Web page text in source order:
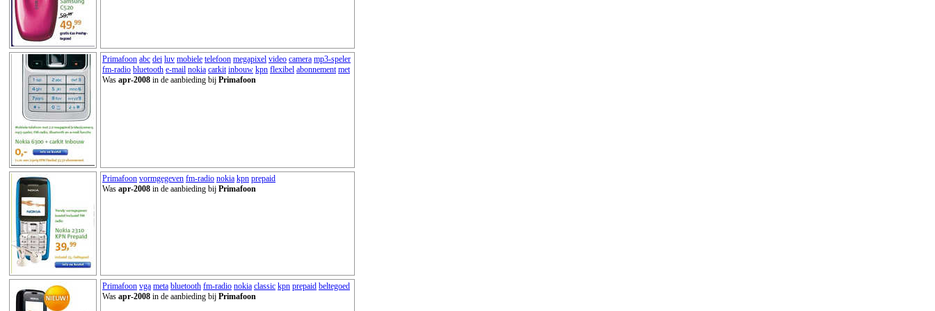
Primafoon abc dei luv mobiele telefoon megapixel video camera mp3-speler
fm-radio bluetooth e-mail nokia carkit inbouw kpn flexibel abonnement met
Was apr-2008 in de aanbieding bij Primafoon
Primafoon vormgegeven fm-radio nokia kpn prepaid
Was apr-2008 in de aanbieding bij Primafoon
Primafoon vga meta bluetooth fm-radio nokia classic kpn prepaid beltegoed
Was apr-2008 in de aanbieding bij Primafoon